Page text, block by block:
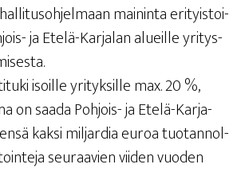
mai­nin­ta eri­tyis­toi­
ja Ete­lä-Kar­ja­lan alueil­le yri­tys­
isoil­le yri­tyk­sil­le max. 20 %,
on saa­da Poh­jois- ja Ete­lä-Kar­ja­
kak­si mil­jar­dia euroa tuo­tan­nol­
seu­raa­vien vii­den vuo­den